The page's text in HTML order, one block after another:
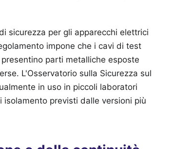
sicurezza per gli apparecchi elettrici
impone che i cavi di test
parti metalliche esposte
L'Osservatorio sulla Sicurezza sul
in uso in piccoli laboratori
previsti dalle versioni più